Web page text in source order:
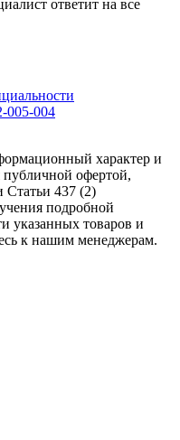
ответит на все
005-004
характер и
публичной офертой,
Статьи 437 (2)
подробной
указанных товаров и
к нашим менеджерам.